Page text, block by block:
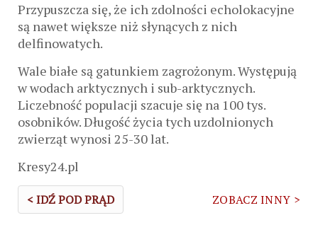
Przypuszcza się, że ich zdolności echolokacyjne
są nawet większe niż słynących z nich
delfinowatych.
Wale białe są gatunkiem zagrożonym. Występują
w wodach arktycznych i sub-arktycznych.
Liczebność populacji szacuje się na 100 tys.
osobników. Długość życia tych uzdolnionych
zwierząt wynosi 25-30 lat.
Kresy24.pl
< IDŹ POD PRĄD ZOBACZ INNY >